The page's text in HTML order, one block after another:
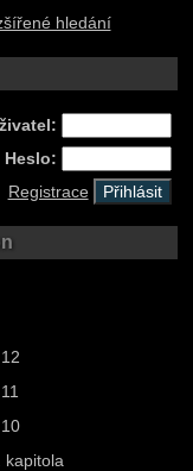
hledání
Heslo:
Registrace
kapitola